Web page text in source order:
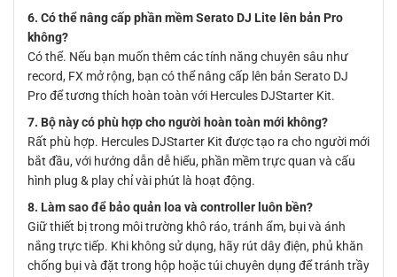
6. Có thể nâng cấp phần mềm Serato DJ Lite lên bản Pro
không?
Có thể. Nếu bạn muốn thêm các tính năng chuyên sâu như
record, FX mở rộng, bạn có thể nâng cấp lên bản Serato DJ
Pro để tương thích hoàn toàn với Hercules DJStarter Kit.
7. Bộ này có phù hợp cho người hoàn toàn mới không?
Rất phù hợp. Hercules DJStarter Kit được tạo ra cho người mới
bắt đầu, với hướng dẫn dễ hiểu, phần mềm trực quan và cấu
hình plug & play chỉ vài phút là hoạt động.
8. Làm sao để bảo quản loa và controller luôn bền?
Giữ thiết bị trong môi trường khô ráo, tránh ẩm, bụi và ánh
nắng trực tiếp. Khi không sử dụng, hãy rút dây điện, phủ khăn
chống bụi và đặt trong hộp hoặc túi chuyên dụng để tránh trầy